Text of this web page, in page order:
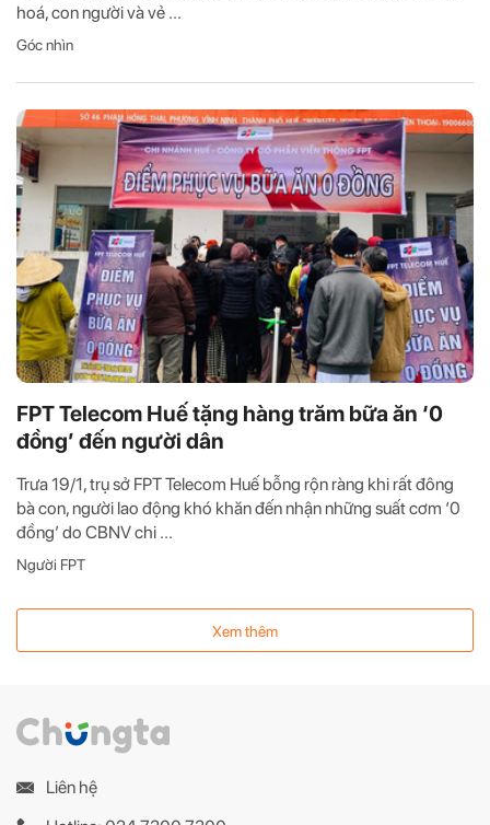
hoá, con người và vẻ ...
Góc nhìn
FPT Telecom Huế tặng hàng trăm bữa ăn ‘0
đồng’ đến người dân
Trưa 19/1, trụ sở FPT Telecom Huế bỗng rộn ràng khi rất đông
bà con, người lao động khó khăn đến nhận những suất cơm ‘0
đồng’ do CBNV chi ...
Người FPT
Xem thêm
Liên hệ